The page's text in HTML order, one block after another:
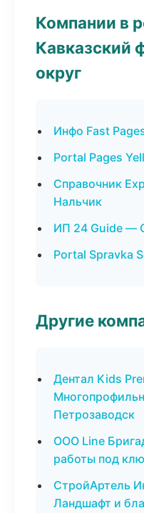
Компании в
Кавказский
округ
Инфо Fast
Portal Pages
Справочник
Нальчик
ИП 24 Guide —
Portal Spravka
Другие
Дентал Kids
Петрозаводск
ООО Line
работы под
СтройАртель
Ландшафт и